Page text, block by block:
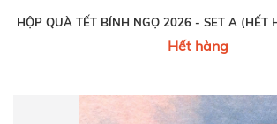
HỘP QUÀ TẾT BÍNH NGỌ 2026 - SET A (HẾT
Hết hàng